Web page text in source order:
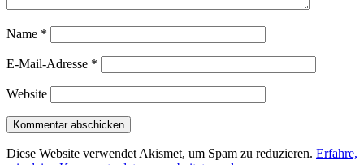
Name *
E-Mail-Adresse *
Website
Diese Website verwendet Akismet, um Spam zu reduzieren. Erfahre,